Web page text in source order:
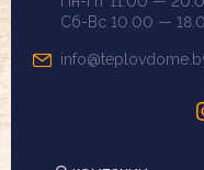
Сб-Вс 10.00 —